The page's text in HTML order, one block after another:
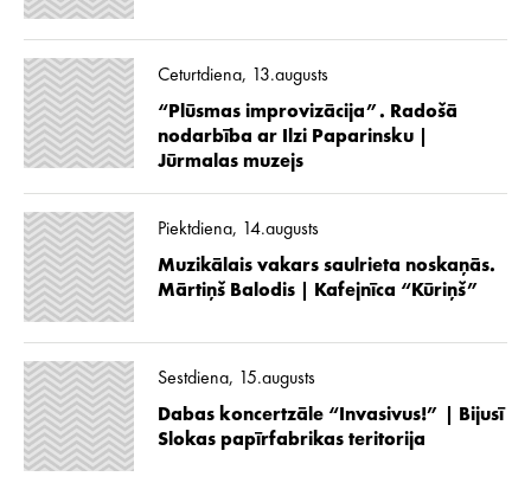
Ceturtdiena, 13.augusts
“Plūsmas improvizācija”. Radošā
nodarbība ar Ilzi Paparinsku |
Jūrmalas muzejs
Piektdiena, 14.augusts
Muzikālais vakars saulrieta noskaņās.
Mārtiņš Balodis | Kafejnīca “Kūriņš”
Sestdiena, 15.augusts
Dabas koncertzāle “Invasivus!” | Bijusī
Slokas papīrfabrikas teritorija